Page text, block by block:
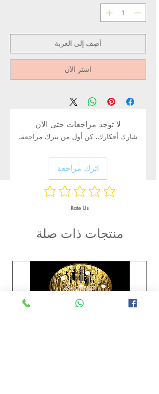
أضِف إلى العربة
اشترِ الآن
لا توجد مراجعات حتى الآن
شارك أفكارك. كن أول من يترك مراجعة.
اترك مراجعة
Rate Us
منتجات ذات صلة